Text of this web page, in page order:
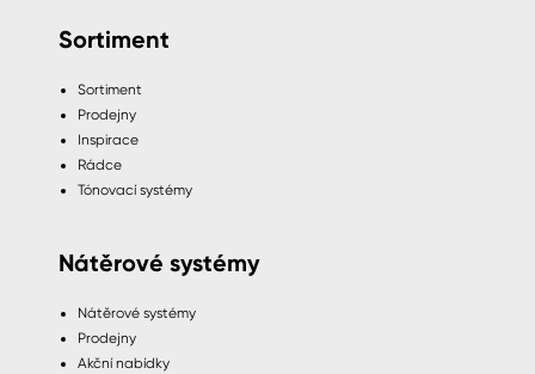
Sortiment
Sortiment
Prodejny
Inspirace
Rádce
Tónovací systémy
Nátěrové systémy
Nátěrové systémy
Prodejny
Akční nabídky